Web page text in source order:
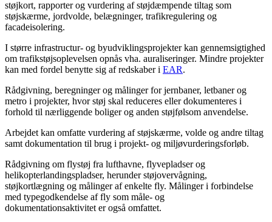
støjkort, rapporter og vurdering af støjdæmpende tiltag som
støjskærme, jordvolde, belægninger, trafikregulering og
facadeisolering.
I større infrastructur- og byudviklingsprojekter kan gennemsigtighed
om trafikstøjsoplevelsen opnås vha. auraliseringer. Mindre projekter
kan med fordel benytte sig af redskaber i EAR.
Rådgivning, beregninger og målinger for jernbaner, letbaner og
metro i projekter, hvor støj skal reduceres eller dokumenteres i
forhold til nærliggende boliger og anden støjfølsom anvendelse.
Arbejdet kan omfatte vurdering af støjskærme, volde og andre tiltag
samt dokumentation til brug i projekt- og miljøvurderingsforløb.
Rådgivning om flystøj fra lufthavne, flyvepladser og
helikopterlandingspladser, herunder støjovervågning,
støjkortlægning og målinger af enkelte fly. Målinger i forbindelse
med typegodkendelse af fly som måle- og
dokumentationsaktivitet er også omfattet.